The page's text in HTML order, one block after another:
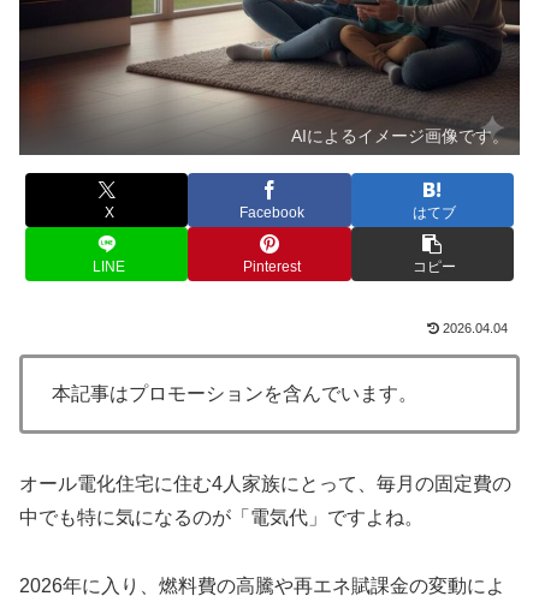
AIによるイメージ画像です。
X Facebook はてブ
LINE Pinterest コピー
2026.04.04
本記事はプロモーションを含んでいます。
オール電化住宅に住む4人家族にとって、毎月の固定費の
中でも特に気になるのが「電気代」ですよね。
2026年に入り、燃料費の高騰や再エネ賦課金の変動によ